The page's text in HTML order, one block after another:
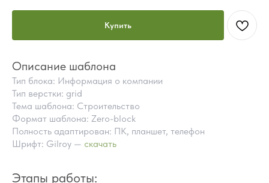
Купить
Описание шаблона
Тип блока: Информация о компании
Тип верстки: grid
Тема шаблона: Строительство
Формат шаблона: Zero-block
Полность адаптирован: ПК, планшет, телефон
Шрифт: Gilroy — скачать
Этапы работы:
ПОЧЕМУ СТОИТ КУПИТЬ
ВМЕСТО ЗАКАЗА